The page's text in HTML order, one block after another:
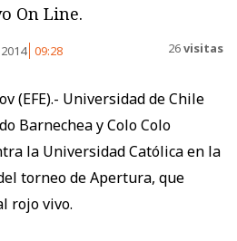
On Line.
09:28 26visitas
(EFE).- Universidad de Chile
Barnechea y Colo Colo
la Universidad Católica en la
torneo de Apertura, que
rojo vivo.